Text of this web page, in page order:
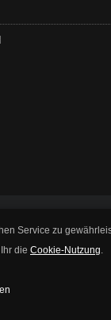
Service zu
die Cookie-Nutzung.